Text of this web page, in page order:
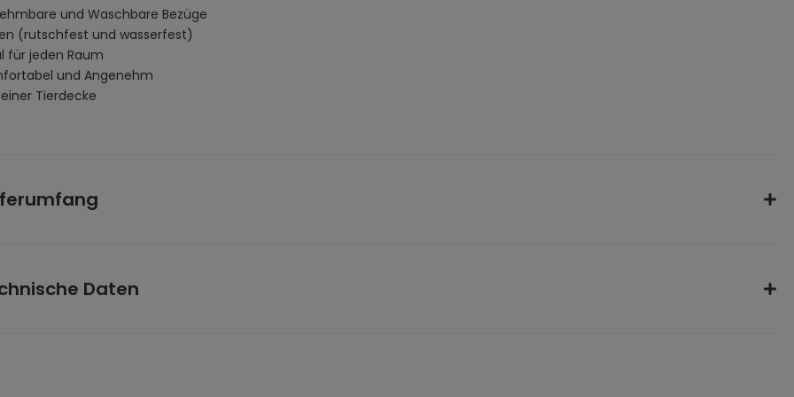
und Waschbare Bezüge
(rutschfest und wasserfest)
für jeden Raum
und Angenehm
einer Tierdecke
(L x B x H)
Daten